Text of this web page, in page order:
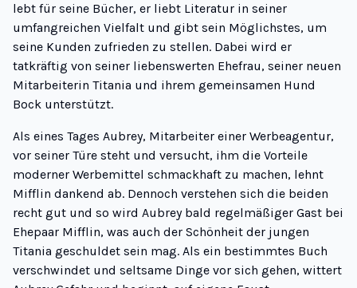
lebt für seine Bücher, er liebt Literatur in seiner
umfangreichen Vielfalt und gibt sein Möglichstes, um
seine Kunden zufrieden zu stellen. Dabei wird er
tatkräftig von seiner liebenswerten Ehefrau, seiner neuen
Mitarbeiterin Titania und ihrem gemeinsamen Hund
Bock unterstützt.
Als eines Tages Aubrey, Mitarbeiter einer Werbeagentur,
vor seiner Türe steht und versucht, ihm die Vorteile
moderner Werbemittel schmackhaft zu machen, lehnt
Mifflin dankend ab. Dennoch verstehen sich die beiden
recht gut und so wird Aubrey bald regelmäßiger Gast bei
Ehepaar Mifflin, was auch der Schönheit der jungen
Titania geschuldet sein mag. Als ein bestimmtes Buch
verschwindet und seltsame Dinge vor sich gehen, wittert